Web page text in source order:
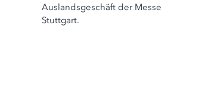
Auslandsgeschäft der Messe
Stuttgart.